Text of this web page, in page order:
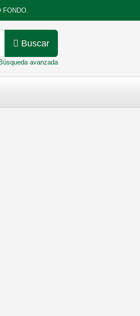
FONDO.
Buscar
Búsqueda avanzada